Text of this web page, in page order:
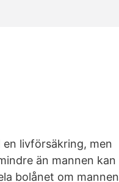
livförsäkring, men
än mannen kan
bolånet om mannen